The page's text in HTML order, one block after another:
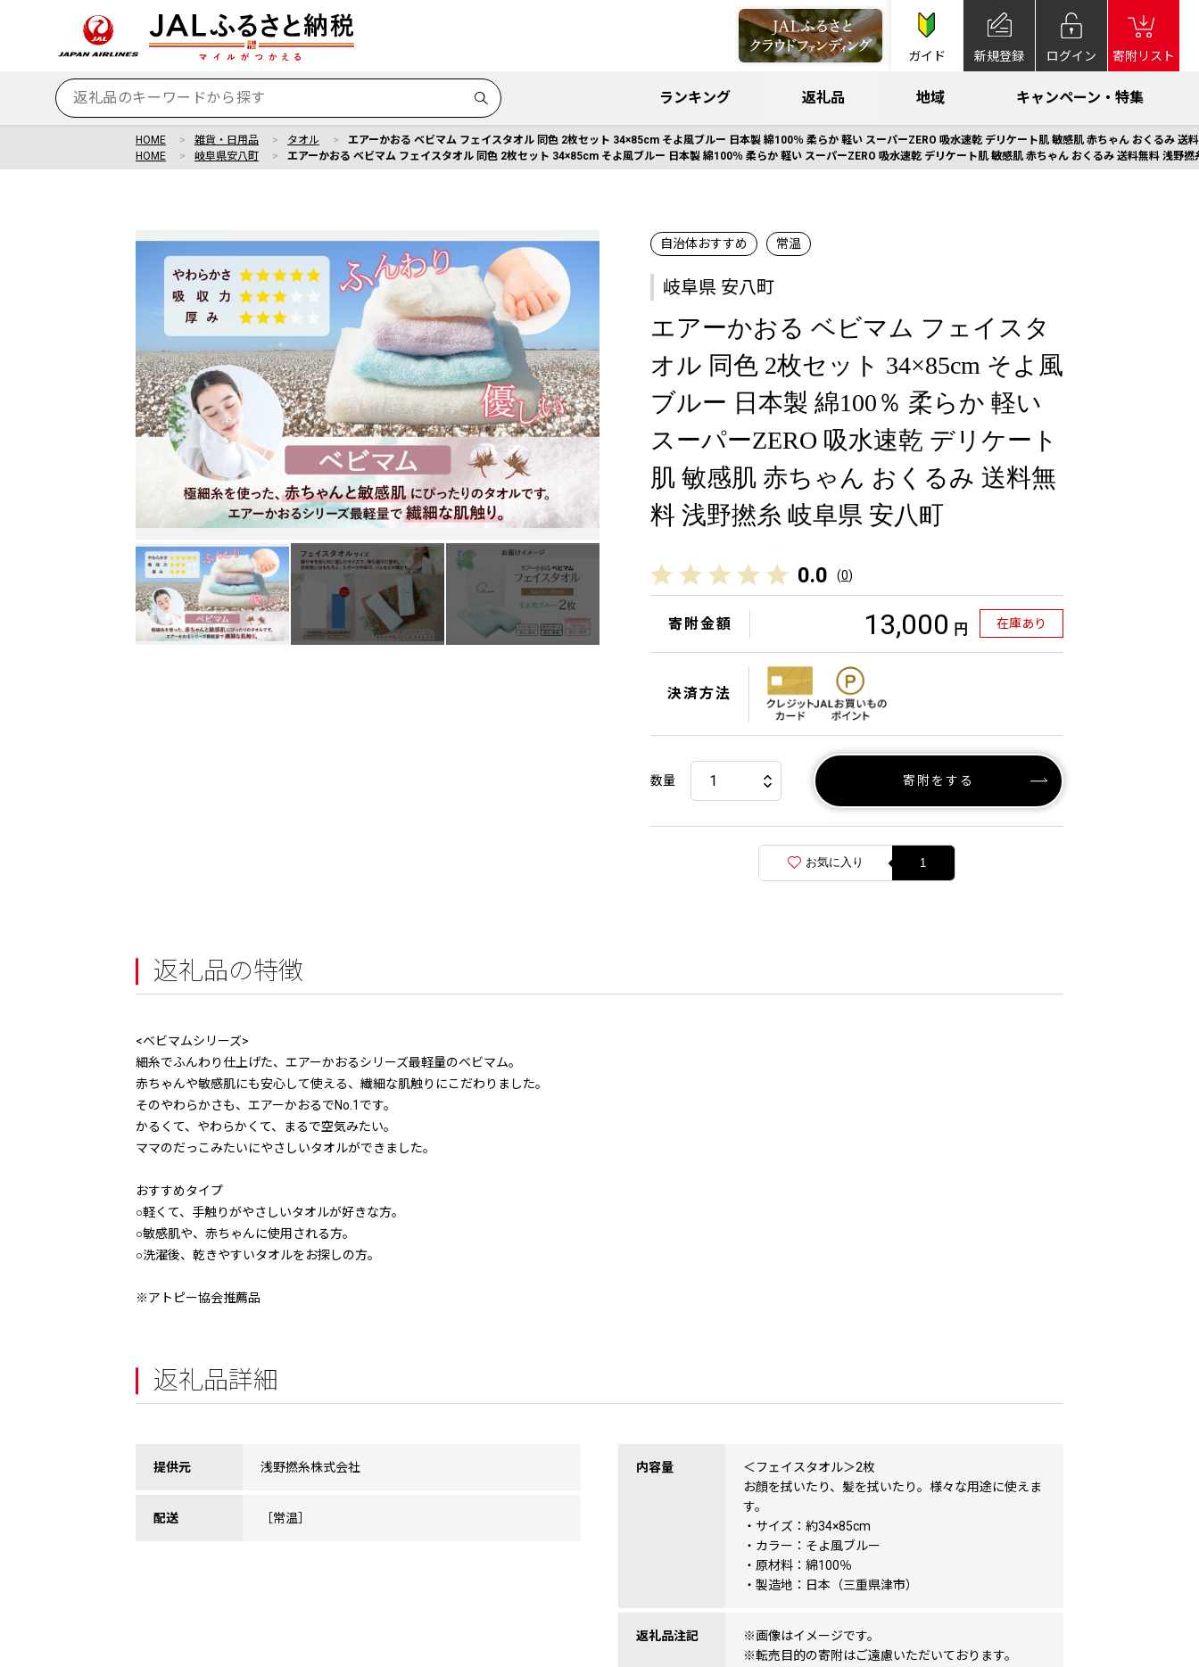
ガイド 新規登録 ログイン 寄附リスト
ランキング 返礼品 地域 キャンペーン・特集
HOME 雑貨・日用品 タオル
エアーかおる ベビマム フェイスタオル 同色 2枚セット 34×85cm そよ風ブルー 日本製 綿100％ 柔らか 軽い スーパーZERO 吸水速乾 デリケート肌 敏感肌 赤ちゃん おくるみ 送
HOME
岐阜県安八町 エアーかおる ベビマム フェイスタオル 同色 2枚セット 34×85cm そよ風ブルー 日本製 綿100％ 柔らか 軽い スーパーZERO 吸水速乾 デリケート肌 敏感肌 赤ちゃん おくるみ 送料無料 浅野撚
自治体おすすめ 常温
岐阜県 安八町
エアーかおる ベビマム フェイスタ
オル 同色 2枚セット 34×85cm そよ風
ブルー 日本製 綿100％ 柔らか 軽い
スーパーZERO 吸水速乾 デリケート
肌 敏感肌 赤ちゃん おくるみ 送料無
料 浅野撚糸 岐阜県 安八町
0.0 (0)
寄附金額 13,000 円 在庫あり
決済方法
数量 寄附をする
お気に入り 1
返礼品の特徴
<ベビマムシリーズ>
細糸でふんわり仕上げた、エアーかおるシリーズ最軽量のベビマム。
赤ちゃんや敏感肌にも安心して使える、繊細な肌触りにこだわりました。
そのやわらかさも、エアーかおるでNo.1です。
かるくて、やわらかくて、まるで空気みたい。
ママのだっこみたいにやさしいタオルができました。
おすすめタイプ
○軽くて、手触りがやさしいタオルが好きな方。
○敏感肌や、赤ちゃんに使用される方。
○洗濯後、乾きやすいタオルをお探しの方。
※アトピー協会推薦品
返礼品詳細
提供元 浅野撚糸株式会社
配送 ［常温］
内容量
＜フェイスタオル＞2枚
お顔を拭いたり、髪を拭いたり。様々な用途に使えま
す。
・サイズ：約34×85cm
・カラー：そよ風ブルー
・原材料：綿100％
・製造地：日本（三重県津市）
返礼品注記
※画像はイメージです。
※転売目的の寄附はご遠慮いただいております。